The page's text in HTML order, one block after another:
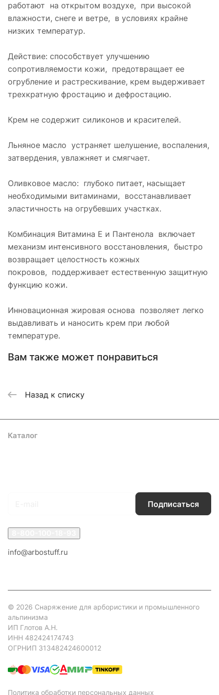
работают на открытом воздухе, при высокой
влажности, снеге и ветре, в условиях крайне
низких температур.
Действие: способствует улучшению
сопротивляемости кожи, предотвращает ее
огрубление и растрескивание, крем выдерживает
трехкратную фростацию и дефростацию.
Крем не содержит силиконов и красителей.
Льняное масло устраняет шелушение, воспаления,
затвердения, увлажняет и смягчает.
Оливковое масло: глубоко питает, насыщает
необходимыми витаминами, восстанавливает
эластичность на огрубевших участках.
Комбинация Витамина Е и Пантенола включает
механизм интенсивного восстановления, быстро
возвращает целостность кожных
покровов, поддерживает естественную защитную
функцию кожи.
Инновационная жировая основа позволяет легко
выдавливать и наносить крем при любой
температуре.
Вам также может понравиться
Назад к списку
Каталог
Подписаться
info@arbostuff.ru
© 2026 Снаряжение для арбористики и промышленного
альпинизма
ИП Глотов А.Н.
ИНН 482424174743
ОГРНИП 313482424600012
Политика обработки персональных данных